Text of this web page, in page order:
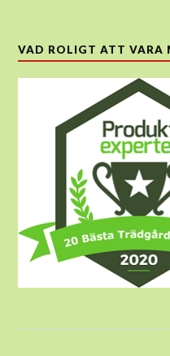
VAD ROLIGT ATT VARA